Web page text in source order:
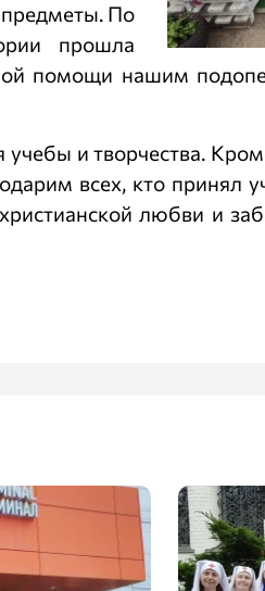
По
прошла
помощи нашим
и творчества.
всех, кто принял
любви и